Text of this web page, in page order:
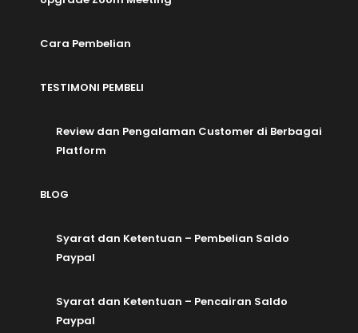
Cara Pembelian
TESTIMONI PEMBELI
Review dan Pengalaman Customer di Berbagai
Platform
BLOG
Syarat dan Ketentuan – Pembelian Saldo
Paypal
Syarat dan Ketentuan – Pencairan Saldo
Paypal